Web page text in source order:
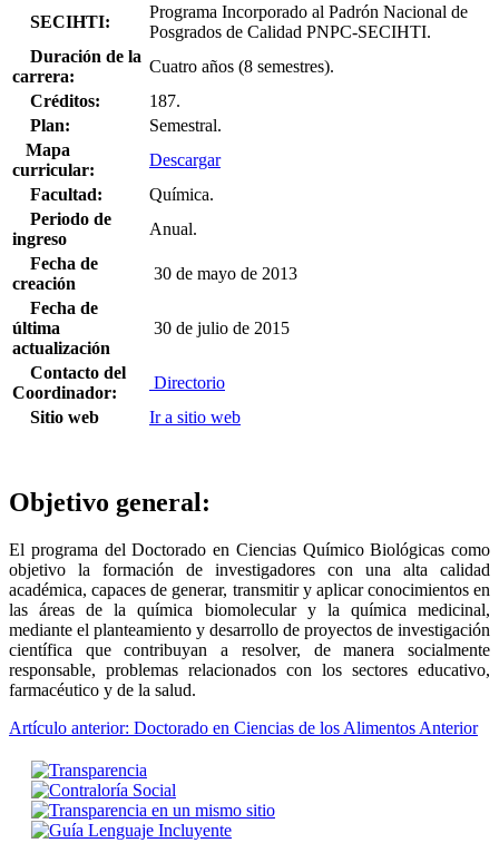
SECIHTI:
Programa Incorporado al Padrón Nacional de
Posgrados de Calidad PNPC-SECIHTI.
Duración de la
carrera:
Cuatro años (8 semestres).
Créditos:
187.
Plan:
Semestral.
Mapa
curricular:
Descargar
Facultad:
Química.
Periodo de
ingreso
Anual.
Fecha de
creación
30 de mayo de 2013
Fecha de
última
actualización
30 de julio de 2015
Contacto del
Coordinador:
Directorio
Sitio web
Ir a sitio web
Objetivo general:
El programa del Doctorado en Ciencias Químico Biológicas como
objetivo la formación de investigadores con una alta calidad
académica, capaces de generar, transmitir y aplicar conocimientos en
las áreas de la química biomolecular y la química medicinal,
mediante el planteamiento y desarrollo de proyectos de investigación
científica que contribuyan a resolver, de manera socialmente
responsable, problemas relacionados con los sectores educativo,
farmacéutico y de la salud.
Artículo anterior: Doctorado en Ciencias de los Alimentos Anterior